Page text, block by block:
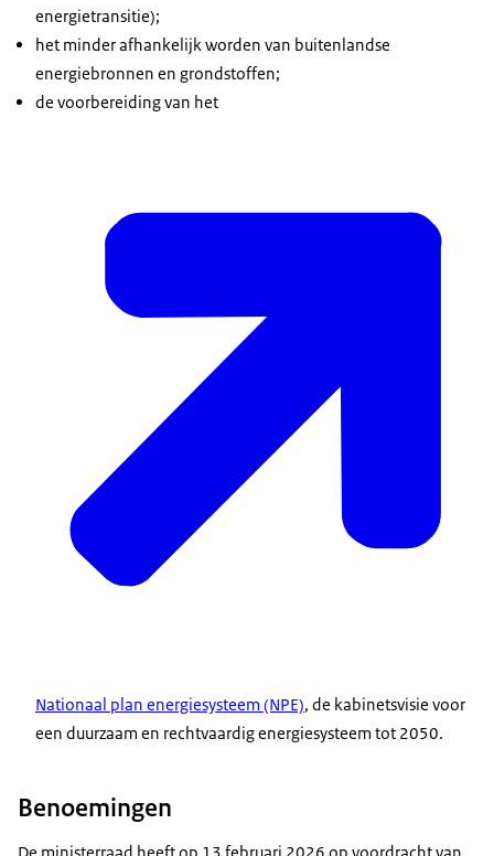
energietransitie);
het minder afhankelijk worden van buitenlandse
energiebronnen en grondstoffen;
de voorbereiding van het
Nationaal plan energiesysteem (NPE), de kabinetsvisie voor
een duurzaam en rechtvaardig energiesysteem tot 2050.
Benoemingen
De ministerraad heeft op 13 februari 2026 op voordracht van